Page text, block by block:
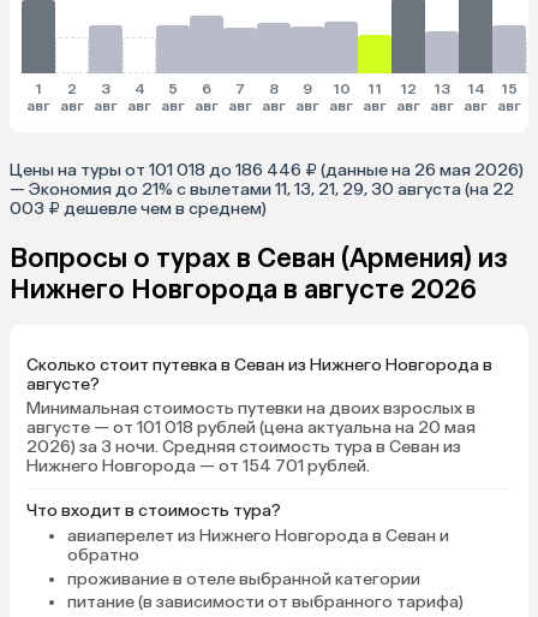
1
авг
2
авг
3
авг
4
авг
5
авг
6
авг
7
авг
8
авг
9
авг
10
авг
11
авг
12
авг
13
авг
14
авг
15
авг
Цены на туры от 101 018 до 186 446 ₽ (данные на 26 мая 2026)
— Экономия до 21% с вылетами 11, 13, 21, 29, 30 августа (на 22
003 ₽ дешевле чем в среднем)
Вопросы о турах в Севан (Армения) из
Нижнего Новгорода в августе 2026
Сколько стоит путевка в Севан из Нижнего Новгорода в
августе?
Минимальная стоимость путевки на двоих взрослых в
августе — от 101 018 рублей (цена актуальна на 20 мая
2026) за 3 ночи. Средняя стоимость тура в Севан из
Нижнего Новгорода — от 154 701 рублей.
Что входит в стоимость тура?
авиаперелет из Нижнего Новгорода в Севан и
обратно
проживание в отеле выбранной категории
питание (в зависимости от выбранного тарифа)